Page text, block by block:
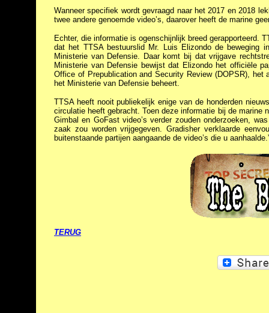
Wanneer specifiek wordt gevraagd naar het 2017 en 2018
twee andere genoemde video’s, daarover heeft de marine
Echter, die informatie is ogenschijnlijk breed gerapporteerd.
dat het TTSA bestuurslid Mr. Luis Elizondo de beweging
Ministerie van Defensie. Daar komt bij dat vrijgave
Ministerie van Defensie bewijst dat Elizondo het officiële
Office of Prepublication and Security Review (DOPSR), het
het Ministerie van Defensie beheert.
TTSA heeft nooit publiekelijk enige van de honderden
circulatie heeft gebracht. Toen deze informatie bij de marine
Gimbal en GoFast video’s verder zouden onderzoeken,
zaak zou worden vrijgegeven. Gradisher verklaarde
buitenstaande partijen aangaande de video’s die u
TERUG